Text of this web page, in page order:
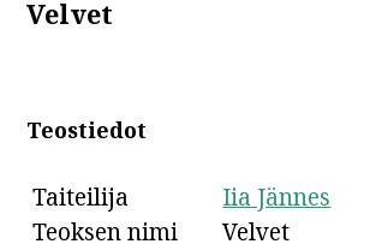
Velvet
Teostiedot
Taiteilija
Iia Jännes
Teoksen nimi
Velvet